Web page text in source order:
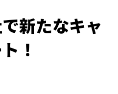
で新たなキャ
！